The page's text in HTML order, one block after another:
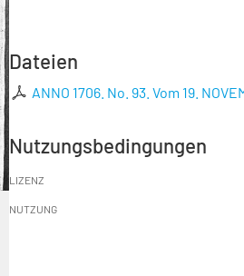
Dateien
ANNO 1706. No. 93. Vom 19.
Nutzungsbedingungen
LIZENZ
NUTZUNG